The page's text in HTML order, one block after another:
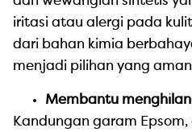
iritasi atau alergi pada
dari bahan kimia
menjadi pilihan yang
Membantu
Kandungan garam